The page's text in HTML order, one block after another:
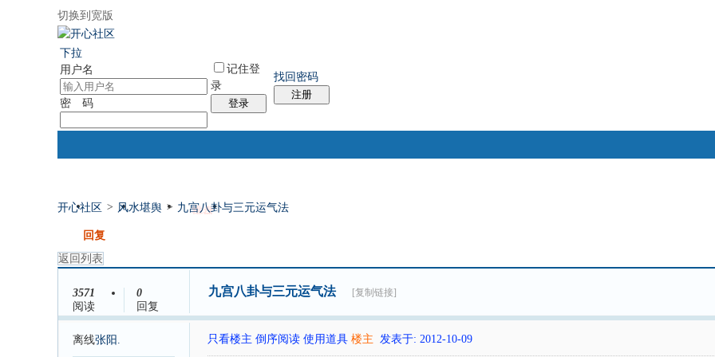
切换到宽版
下拉
用户名
密 码
记住登
录
登录
找回密码
注册
门户 论坛 排盘 个人中心
开心社区 > 风水堪舆 > 九宫八卦与三元运气法
回复
返回列表
3571
阅读
0
回复
九宫八卦与三元运气法 [复制链接]
离线张阳. 只看楼主 倒序阅读 使用道具 楼主 发表于: 2012-10-09